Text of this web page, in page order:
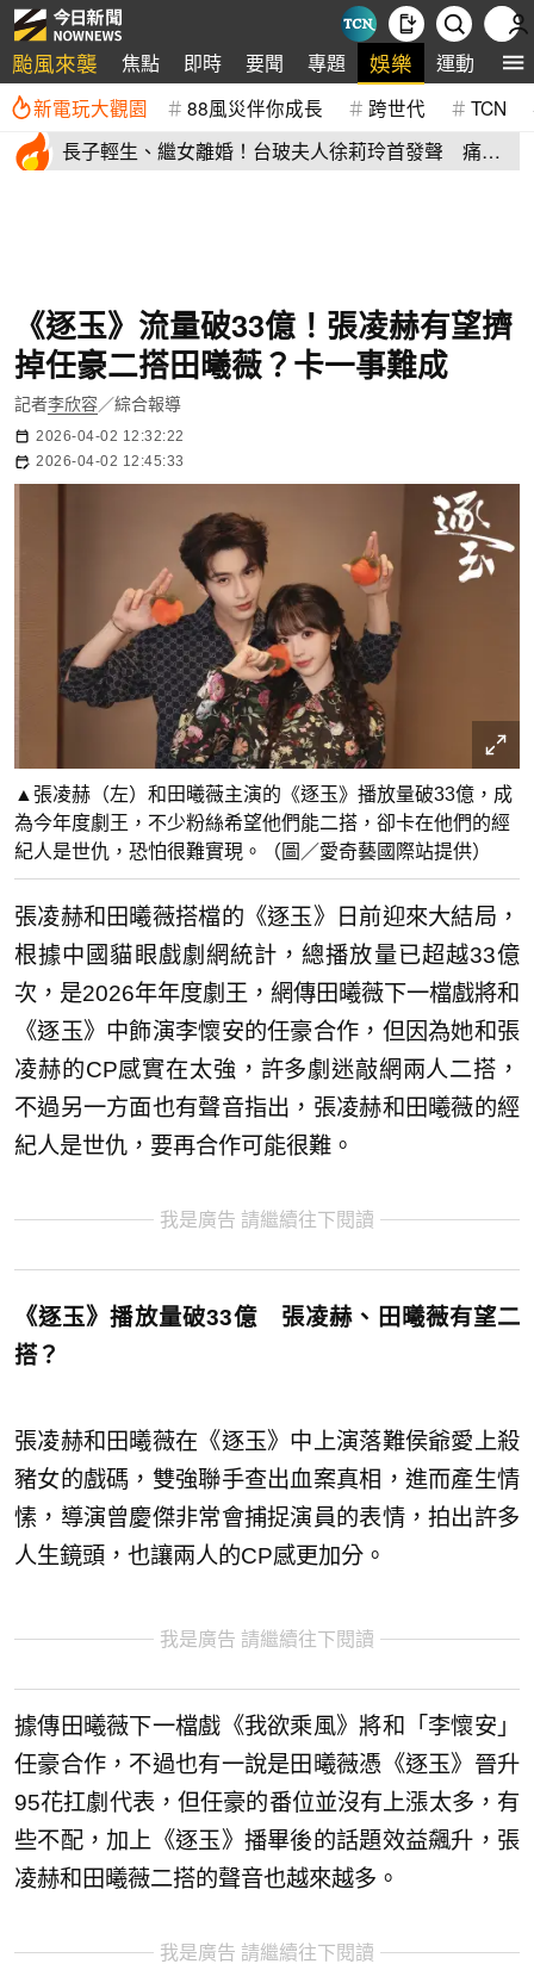
颱風來襲 焦點 即時 要聞 專題 娛樂 運動 全
新電玩大觀園 88風災伴你成長 跨世代 TCN
長子輕生、繼女離婚！台玻夫人徐莉玲首發聲 痛揭
《逐玉》流量破33億！張凌赫有望擠
掉任豪二搭田曦薇？卡一事難成
記者李欣容／綜合報導
2026-04-02 12:32:22
2026-04-02 12:45:33
▲張凌赫（左）和田曦薇主演的《逐玉》播放量破33億，成
為今年度劇王，不少粉絲希望他們能二搭，卻卡在他們的經
紀人是世仇，恐怕很難實現。（圖／愛奇藝國際站提供）
張凌赫和田曦薇搭檔的《逐玉》日前迎來大結局，
根據中國貓眼戲劇網統計，總播放量已超越33億
次，是2026年年度劇王，網傳田曦薇下一檔戲將和
《逐玉》中飾演李懷安的任豪合作，但因為她和張
凌赫的CP感實在太強，許多劇迷敲網兩人二搭，
不過另一方面也有聲音指出，張凌赫和田曦薇的經
紀人是世仇，要再合作可能很難。
我是廣告 請繼續往下閱讀
《逐玉》播放量破33億 張凌赫、田曦薇有望二
搭？
張凌赫和田曦薇在《逐玉》中上演落難侯爺愛上殺
豬女的戲碼，雙強聯手查出血案真相，進而產生情
愫，導演曾慶傑非常會捕捉演員的表情，拍出許多
人生鏡頭，也讓兩人的CP感更加分。
我是廣告 請繼續往下閱讀
據傳田曦薇下一檔戲《我欲乘風》將和「李懷安」
任豪合作，不過也有一說是田曦薇憑《逐玉》晉升
95花扛劇代表，但任豪的番位並沒有上漲太多，有
些不配，加上《逐玉》播畢後的話題效益飆升，張
凌赫和田曦薇二搭的聲音也越來越多。
我是廣告 請繼續往下閱讀